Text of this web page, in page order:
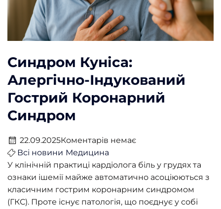
Синдром Куніса:
Алергічно-Індукований
Гострий Коронарний
Синдром
22.09.2025Коментарів немає
Всі новини Медицина
У клінічній практиці кардіолога біль у грудях та
ознаки ішемії майже автоматично асоціюються з
класичним гострим коронарним синдромом
(ГКС). Проте існує патологія, що поєднує у собі